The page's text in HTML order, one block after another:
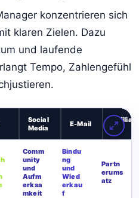
konzentrieren sich
klaren Zielen. Dazu
und laufende
Tempo, Zahlengefühl
Social
Media
E-Mail
Affiliat
e
Comm
unity
und
Aufm
erksa
mkeit
Bindu
ng
und
Wied
erkau
f
Partn
erums
atz